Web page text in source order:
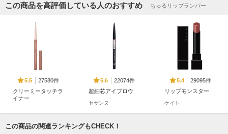
この商品を高評価している人のおすすめ ちゅるリップランパー
5.5
27580件
クリーミータッチラ
イナー
5.6
22074件
超細芯アイブロウ
セザンヌ
5.4
29095件
リップモンスター
ケイト
この商品の関連ランキングもCHECK！